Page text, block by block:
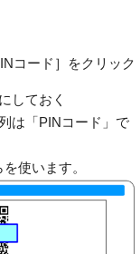
コード］をクリック
しておく
は「PINコード」で
使います。